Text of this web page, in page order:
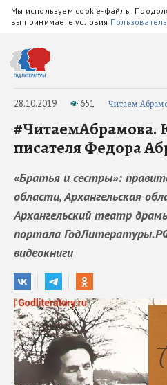
Мы используем cookie-файлы.
вы принимаете условия
28.10.2019 651 Читаем
#ЧитаемАбрамова.
писателя Федора
«Братья и сестры»:
области, Архангельская
Архангельский театр
портала
видеокниги